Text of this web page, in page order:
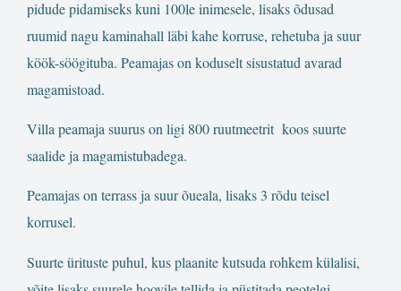
pidude pidamiseks kuni 100le inimesele, lisaks õdusad
ruumid nagu kaminahall läbi kahe korruse, rehetuba ja suur
köök-söögituba. Peamajas on koduselt sisustatud avarad
magamistoad.
Villa peamaja suurus on ligi 800 ruutmeetrit koos suurte
saalide ja magamistubadega.
Peamajas on terrass ja suur õueala, lisaks 3 rõdu teisel
korrusel.
Suurte ürituste puhul, kus plaanite kutsuda rohkem külalisi,